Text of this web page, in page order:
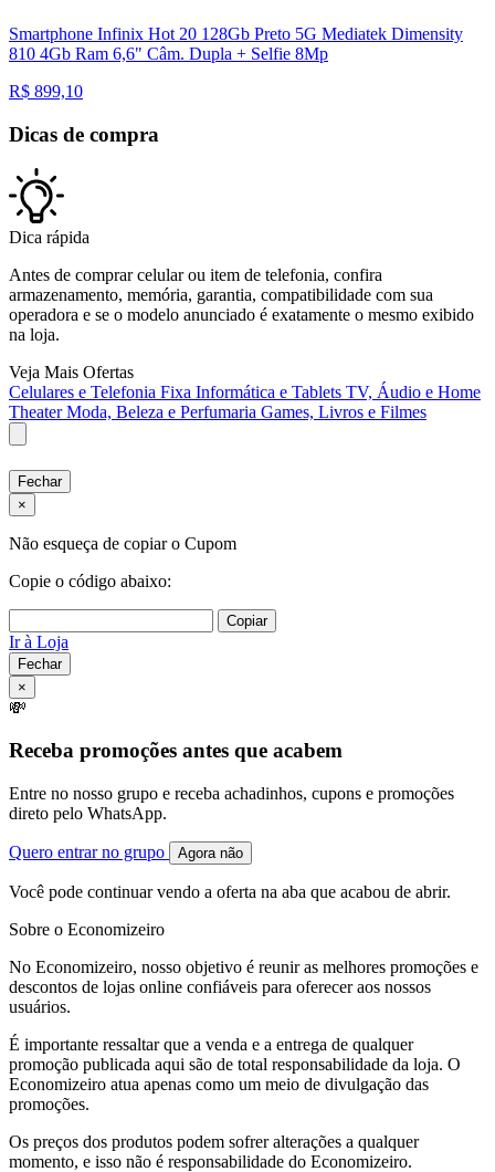
Smartphone Infinix Hot 20 128Gb Preto 5G Mediatek Dimensity
810 4Gb Ram 6,6" Câm. Dupla + Selfie 8Mp
R$ 899,10
Dicas de compra
Dica rápida
Antes de comprar celular ou item de telefonia, confira
armazenamento, memória, garantia, compatibilidade com sua
operadora e se o modelo anunciado é exatamente o mesmo exibido
na loja.
Veja Mais Ofertas
Celulares e Telefonia Fixa Informática e Tablets TV, Áudio e Home
TheaterModa, Beleza e Perfumaria Games, Livros e Filmes
Fechar
×
Não esqueça de copiar o Cupom
Copie o código abaixo:
Copiar
Ir à Loja
Fechar
×
💸
Receba promoções antes que acabem
Entre no nosso grupo e receba achadinhos, cupons e promoções
direto pelo WhatsApp.
Quero entrar no grupo Agora não
Você pode continuar vendo a oferta na aba que acabou de abrir.
Sobre o Economizeiro
No Economizeiro, nosso objetivo é reunir as melhores promoções e
descontos de lojas online confiáveis para oferecer aos nossos
usuários.
É importante ressaltar que a venda e a entrega de qualquer
promoção publicada aqui são de total responsabilidade da loja. O
Economizeiro atua apenas como um meio de divulgação das
promoções.
Os preços dos produtos podem sofrer alterações a qualquer
momento, e isso não é responsabilidade do Economizeiro.